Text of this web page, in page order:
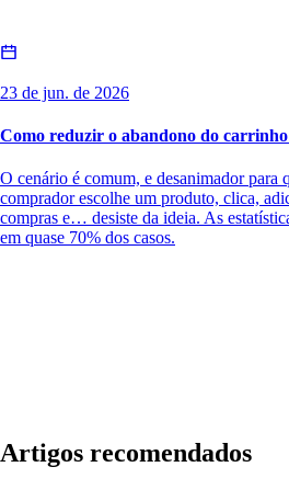
23 de jun. de 2026
Como reduzir o abandono do
O cenário é comum, e desanimador para
comprador escolhe um produto, clica,
compras e… desiste da ideia. As
em quase 70% dos casos.
Artigos recomendados